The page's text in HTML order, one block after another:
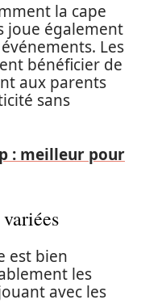
la cape
joue également
Les
bénéficier de
aux parents
sans
: meilleur pour
est bien
les
avec les